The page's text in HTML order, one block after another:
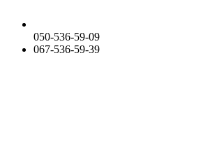
050-536-59-09
067-536-59-39